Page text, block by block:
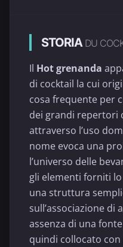
STORIA DU
Il Hot grenanda
di cocktail la cui
cosa frequente per
dei grandi repertori
attraverso l’uso
nome evoca una
l’universo delle
gli elementi forniti
una struttura
sull’associazione di
assenza di una
quindi collocato